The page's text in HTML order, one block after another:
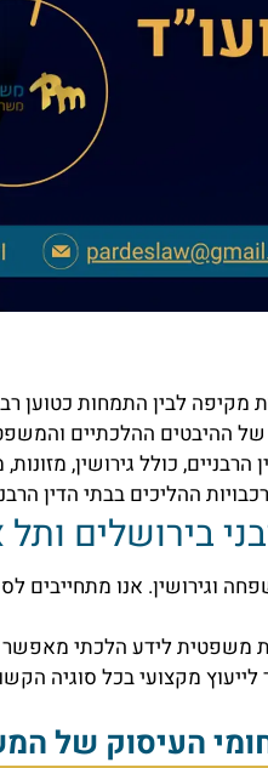
מקיפה לבין התמחות כטוען
של ההיבטים ההלכתיים
כולל גירושין,
ההליכים בבתי הדין
בירושלים ותל
וגירושין. אנו מתחייבים
משפטית לידע הלכתי מאפשר
מקצועי בכל סוגיה
העיסוק של